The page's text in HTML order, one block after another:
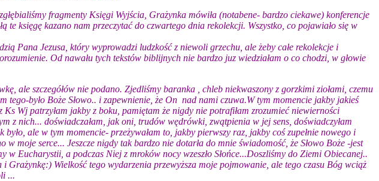
fragmenty Księgi Wyjścia, Grażynka mówiła (notabene- bardzo ciekawe) konferencje
księgę kazano nam przeczytać do czwartego dnia rekolekcji. Wszystko, co pojawiało się w
Pana Jezusa, który wyprowadzi ludzkość z niewoli grzechu, ale żeby całe rekolekcje i
Od nawału tych tekstów biblijnych nie bardzo juz wiedziałam o co chodzi, w głowie
ale szczegółów nie podano. Zjedliśmy baranka , chleb niekwaszony z gorzkimi ziołami, czemu
tego-było Boże Słowo.. i zapewnienie, że On nad nami czuwa.W tym momencie jakby jakieś
Wj patrzyłam jakby z boku, pamiętam że nigdy nie potrafiłam zrozumieć niewierności
z nich... doświadczałam, jak oni, trudów wędrówki, zwątpienia w jej sens, doświadczyłam
ale w tym momencie- przeżywałam to, jakby pierwszy raz, jakby coś zupełnie nowego i
moje serce... Jeszcze nigdy tak bardzo nie dotarła do mnie świadomość, że Słowo Boże -jest
Eucharystii, a podczas Niej z mroków nocy wzeszło Słońce...Doszliśmy do Ziemi Obiecanej..
i Grażynkę:) Wielkość tego wydarzenia przewyższa moje pojmowanie, ale tego czasu Bóg wciąż
...